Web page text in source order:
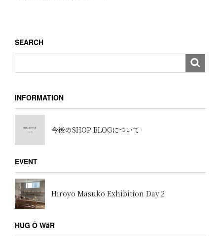
ン
SEARCH
INFORMATION
今後のSHOP BLOGについて
EVENT
Hiroyo Masuko Exhibition Day.2
HUG Ō WäR